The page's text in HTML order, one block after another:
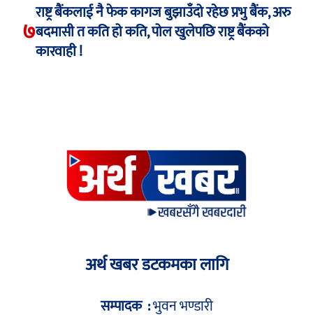
७
राष्ट्र बैंकलाई नै फेक कागज बुझाउँदो रहेछ प्रभु बैंक, अरु
बदमासी त कति हो कति, पोल खुलेपछि राष्ट्र बैंकको
कारवाही !
अर्थ खबर डटकमका लागि
सम्पादक :भुवन भण्डारी